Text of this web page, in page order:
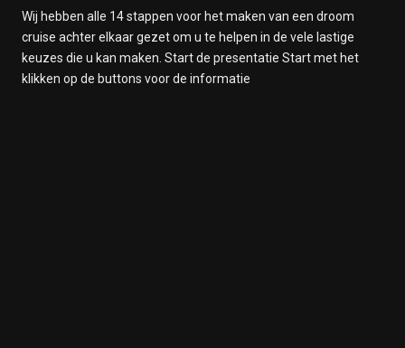
Wij hebben alle 14 stappen voor het maken van een droom
cruise achter elkaar gezet om u te helpen in de vele lastige
keuzes die u kan maken. Start de presentatie Start met het
klikken op de buttons voor de informatie